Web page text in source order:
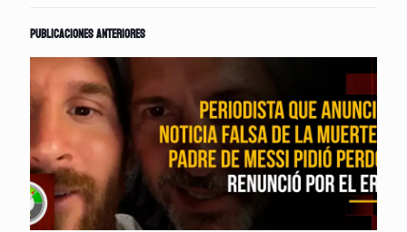
Publicaciones anteriores